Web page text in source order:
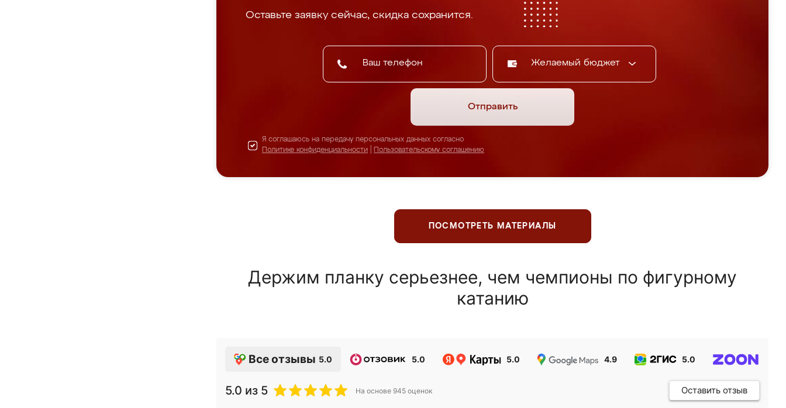
Оставьте заявку сейчас, скидка сохранится.
Желаемый бюджет
Отправить
Я соглашаюсь на передачу персональных данных согласно
Политике конфиденциальности
Пользовательскому соглашению
ПОСМОТРЕТЬ МАТЕРИАЛЫ
Держим планку серьезнее, чем чемпионы по фигурному
катанию
Все отзывы 5.0 5.0 5.0 4.9 5.0
5.0 из 5 На основе 945 оценок Оставить отзыв